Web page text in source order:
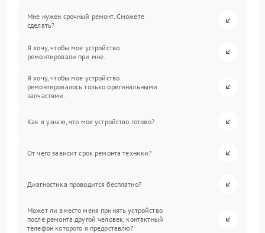
Мне нужен срочный ремонт. Сможете
сделать?
Я хочу, чтобы мое устройство
ремонтировали при мне.
Я хочу, чтобы мое устройство
ремонтировалось только оригинальными
запчастями.
Как я узнаю, что мое устройство готово?
От чего зависит срок ремонта техники?
Диагностика проводится бесплатно?
Может ли вместо меня принять устройство
после ремонта другой человек, контактный
телефон которого я предоставлю?